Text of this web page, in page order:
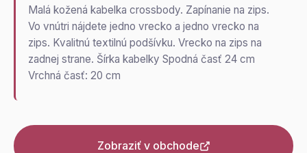
Malá kožená kabelka crossbody. Zapínanie na zips.
Vo vnútri nájdete jedno vrecko a jedno vrecko na
zips. Kvalitnú textilnú podšívku. Vrecko na zips na
zadnej strane. Šírka kabelky Spodná časť 24 cm
Vrchná časť: 20 cm
Zobraziť v obchode